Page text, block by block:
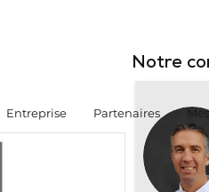
Entreprise Partenaires
Notre